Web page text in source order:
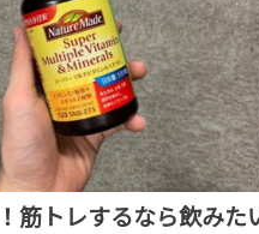
筋トレするなら飲みた